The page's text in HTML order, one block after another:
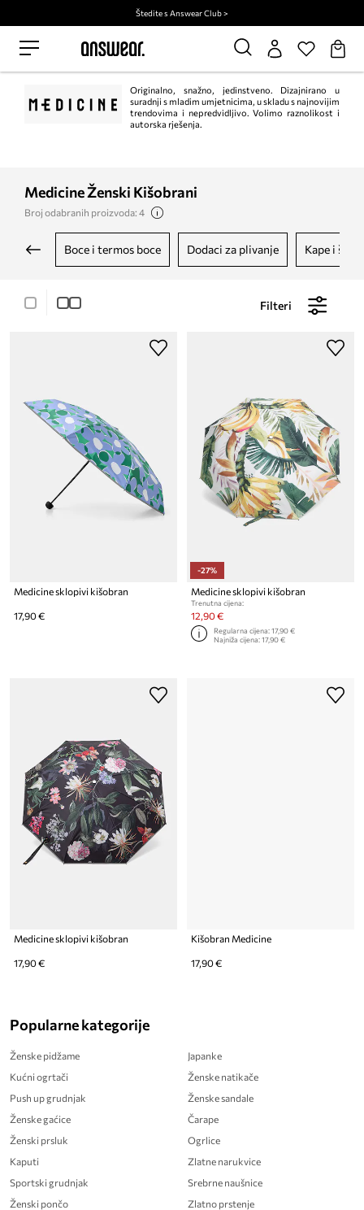
Štedite s Answear Club >
Originalno, snažno, jedinstveno. Dizajnirano u
suradnji s mladim umjetnicima, u skladu s najnovijim
trendovima i nepredvidljivo. Volimo raznolikost i
autorska rješenja.
Medicine Ženski Kišobrani
Broj odabranih proizvoda: 4
boce i termos boce dodaci za plivanje kape i šeširi
Filteri
Medicine sklopivi kišobran
17,90 €
-27%
Medicine sklopivi kišobran
Trenutna cijena:
12,90 €
Regularna cijena:17,90 €
Najniža cijena:17,90 €
Medicine sklopivi kišobran
17,90 €
Kišobran Medicine
17,90 €
Popularne kategorije
Ženske pidžame
Kućni ogrtači
Push up grudnjak
Ženske gaćice
Ženski prsluk
Kaputi
Sportski grudnjak
Ženski pončo
Japanke
Ženske natikače
Ženske sandale
Čarape
Ogrlice
Zlatne narukvice
Srebrne naušnice
Zlatno prstenje